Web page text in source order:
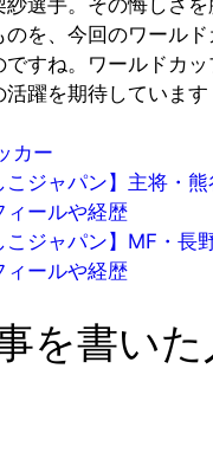
のを、今回のワール
ですね。ワールドカ
躍を期待しています
カー
こジャパン】主将・
ィールや経歴
こジャパン】MF・長
ィールや経歴
を書いた